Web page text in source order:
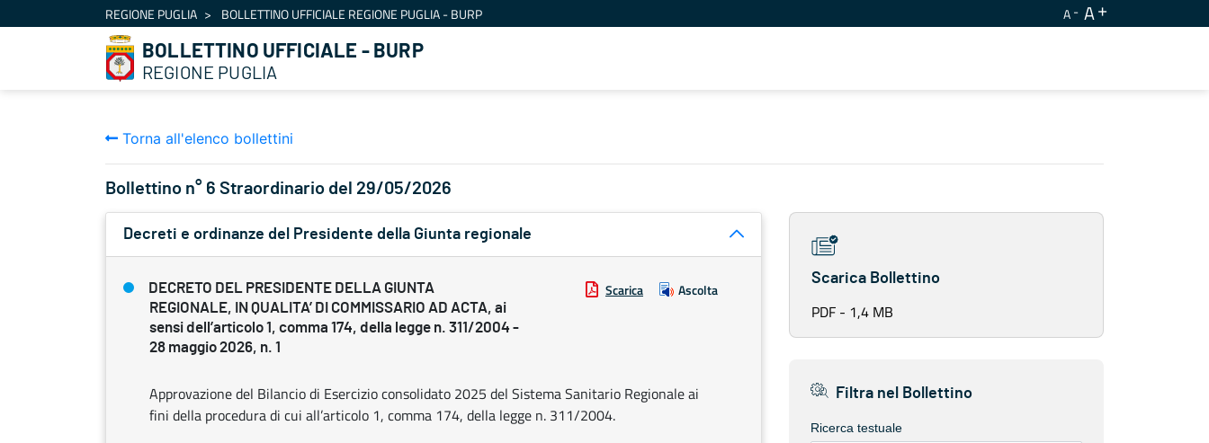
Salta al contenutoREGIONE PUGLIA BOLLETTINO UFFICIALE REGIONE PUGLIA - BURP A A
BOLLETTINO UFFICIALE - BURP
REGIONE PUGLIA
Torna all'elenco bollettini
Bollettino n° 6 Straordinario del 29/05/2026
Decreti e ordinanze del Presidente della Giunta regionale
DECRETO DEL PRESIDENTE DELLA GIUNTA
REGIONALE, IN QUALITA’ DI COMMISSARIO AD ACTA, ai
sensi dell’articolo 1, comma 174, della legge n. 311/2004 -
28 maggio 2026, n. 1
Scarica Ascolta
Approvazione del Bilancio di Esercizio consolidato 2025 del Sistema Sanitario Regionale ai
fini della procedura di cui all’articolo 1, comma 174, della legge n. 311/2004.
Scarica Bollettino
PDF - 1,4 MB
Filtra nel Bollettino
Ricerca testuale